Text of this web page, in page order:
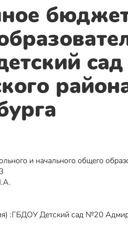
и начального общего
:ГБДОУ Детский сад №20